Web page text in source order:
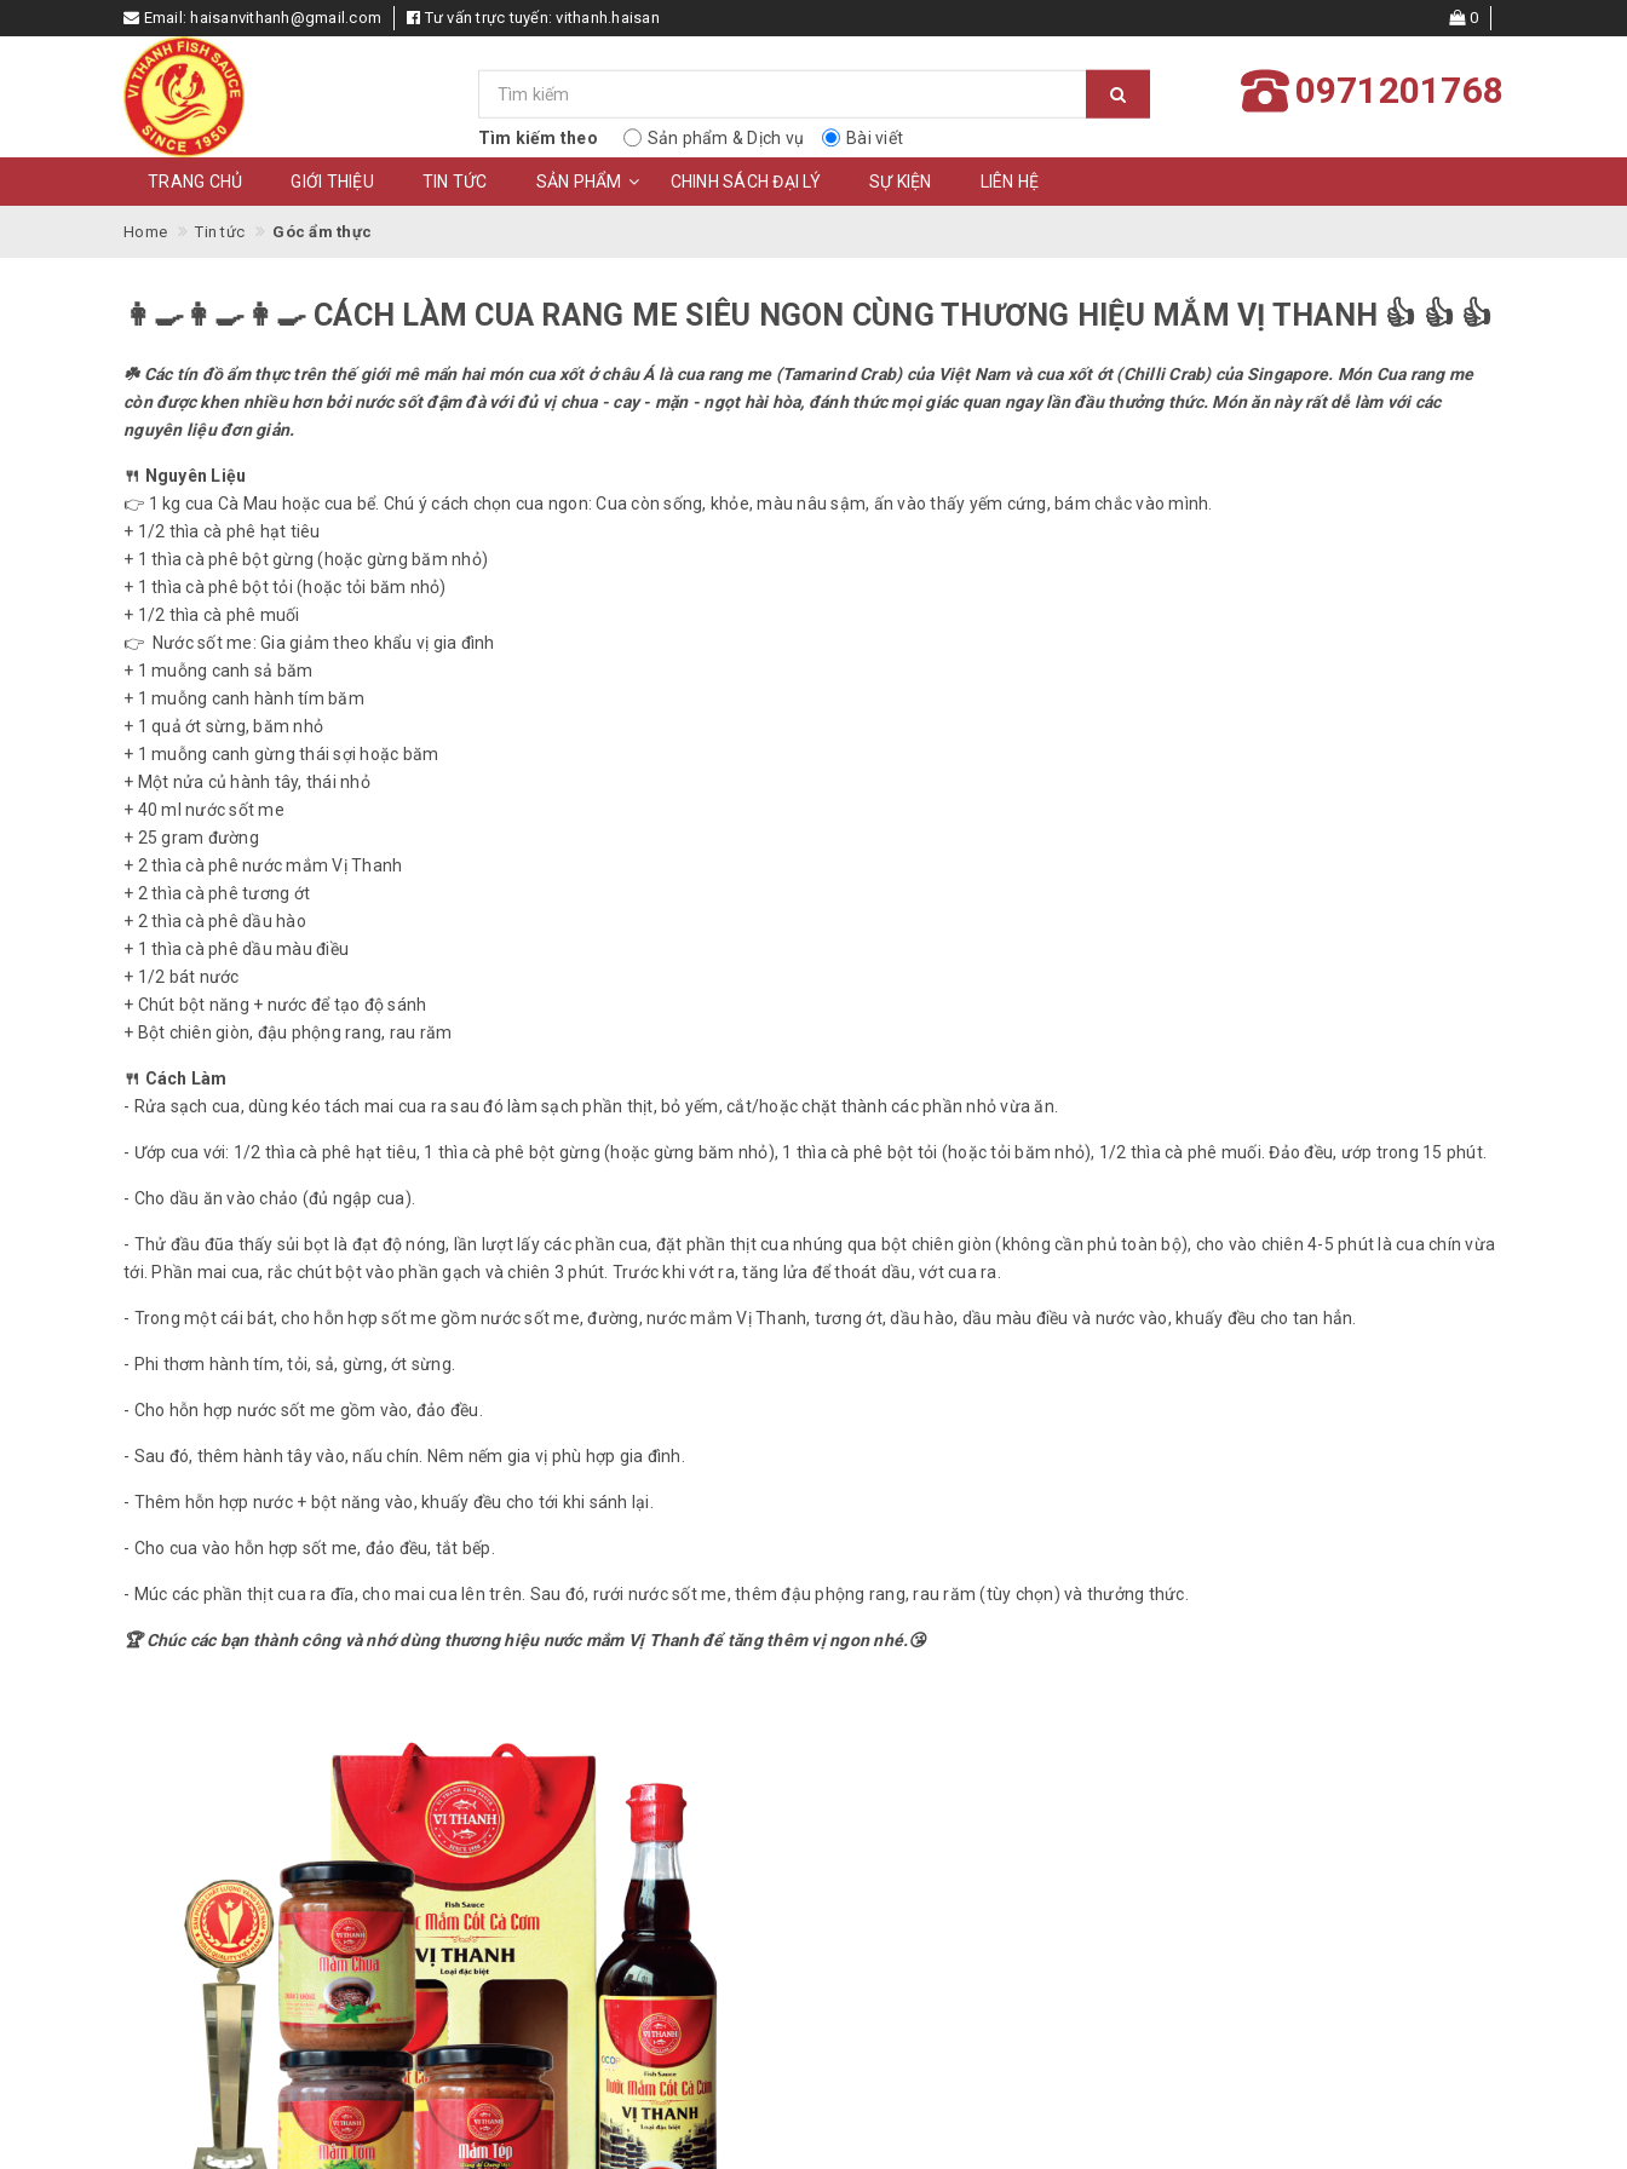
Email: haisanvithanh@gmail.com Tư vấn trực tuyến:vithanh.haisan 0
Tìm kiếm theo Sản phẩm & Dịch vụ Bài viết
0971201768
TRANG CHỦ GIỚI THIỆU TIN TỨC SẢN PHẨM CHINH SÁCH ĐẠI LÝ SỰ KIỆN LIÊN HỆ
Home Tin tức Góc ẩm thực
👩‍🍳👩‍🍳👩‍🍳 CÁCH LÀM CUA RANG ME SIÊU NGON CÙNG THƯƠNG HIỆU MẮM VỊ THANH 👍 👍 👍
☘️ Các tín đồ ẩm thực trên thế giới mê mẩn hai món cua xốt ở châu Á là cua rang me (Tamarind Crab) của Việt Nam và cua xốt ớt (Chilli Crab) của Singapore. Món Cua rang me
còn được khen nhiều hơn bởi nước sốt đậm đà với đủ vị chua - cay - mặn - ngọt hài hòa, đánh thức mọi giác quan ngay lần đầu thưởng thức. Món ăn này rất dễ làm với các
nguyên liệu đơn giản.
🍴 Nguyên Liệu
👉 1 kg cua Cà Mau hoặc cua bể. Chú ý cách chọn cua ngon: Cua còn sống, khỏe, màu nâu sậm, ấn vào thấy yếm cứng, bám chắc vào mình.
+ 1/2 thìa cà phê hạt tiêu
+ 1 thìa cà phê bột gừng (hoặc gừng băm nhỏ)
+ 1 thìa cà phê bột tỏi (hoặc tỏi băm nhỏ)
+ 1/2 thìa cà phê muối
👉 Nước sốt me: Gia giảm theo khẩu vị gia đình
+ 1 muỗng canh sả băm
+ 1 muỗng canh hành tím băm
+ 1 quả ớt sừng, băm nhỏ
+ 1 muỗng canh gừng thái sợi hoặc băm
+ Một nửa củ hành tây, thái nhỏ
+ 40 ml nước sốt me
+ 25 gram đường
+ 2 thìa cà phê nước mắm Vị Thanh
+ 2 thìa cà phê tương ớt
+ 2 thìa cà phê dầu hào
+ 1 thìa cà phê dầu màu điều
+ 1/2 bát nước
+ Chút bột năng + nước để tạo độ sánh
+ Bột chiên giòn, đậu phộng rang, rau răm
🍴 Cách Làm
- Rửa sạch cua, dùng kéo tách mai cua ra sau đó làm sạch phần thịt, bỏ yếm, cắt/hoặc chặt thành các phần nhỏ vừa ăn.
- Ướp cua với: 1/2 thìa cà phê hạt tiêu, 1 thìa cà phê bột gừng (hoặc gừng băm nhỏ), 1 thìa cà phê bột tỏi (hoặc tỏi băm nhỏ), 1/2 thìa cà phê muối. Đảo đều, ướp trong 15 phút.
- Cho dầu ăn vào chảo (đủ ngập cua).
- Thử đầu đũa thấy sủi bọt là đạt độ nóng, lần lượt lấy các phần cua, đặt phần thịt cua nhúng qua bột chiên giòn (không cần phủ toàn bộ), cho vào chiên 4-5 phút là cua chín vừa
tới. Phần mai cua, rắc chút bột vào phần gạch và chiên 3 phút. Trước khi vớt ra, tăng lửa để thoát dầu, vớt cua ra.
- Trong một cái bát, cho hỗn hợp sốt me gồm nước sốt me, đường, nước mắm Vị Thanh, tương ớt, dầu hào, dầu màu điều và nước vào, khuấy đều cho tan hẳn.
- Phi thơm hành tím, tỏi, sả, gừng, ớt sừng.
- Cho hỗn hợp nước sốt me gồm vào, đảo đều.
- Sau đó, thêm hành tây vào, nấu chín. Nêm nếm gia vị phù hợp gia đình.
- Thêm hỗn hợp nước + bột năng vào, khuấy đều cho tới khi sánh lại.
- Cho cua vào hỗn hợp sốt me, đảo đều, tắt bếp.
- Múc các phần thịt cua ra đĩa, cho mai cua lên trên. Sau đó, rưới nước sốt me, thêm đậu phộng rang, rau răm (tùy chọn) và thưởng thức.
🏆 Chúc các bạn thành công và nhớ dùng thương hiệu nước mắm Vị Thanh để tăng thêm vị ngon nhé.😘